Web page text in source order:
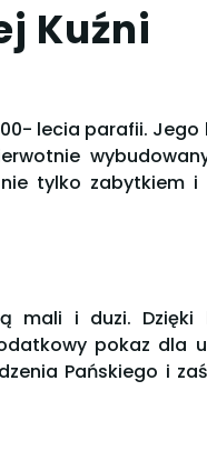
Kuźni
lecia parafii.
tylko zabytkiem i
mali i duzi. Dzięki
pokaz dla
Pańskiego i